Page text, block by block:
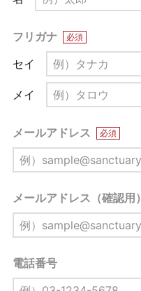
フリガナ 必須
セイ
メイ
メールアドレス 必須
メールアドレス（確認用）
電話番号